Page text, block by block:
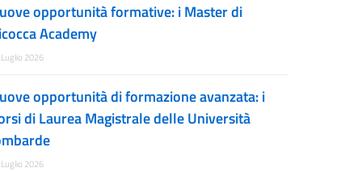
opportunità formative: i Master di
Academy
2026
opportunità di formazione avanzata: i
di Laurea Magistrale delle Università
2026